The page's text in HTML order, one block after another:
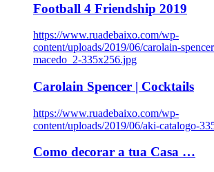
Football 4 Friendship 2019
https://www.ruadebaixo.com/wp-
content/uploads/2019/06/carolain-
macedo_2-335x256.jpg
Carolain Spencer | Cocktails
https://www.ruadebaixo.com/wp-
content/uploads/2019/06/aki-catalogo-
Como decorar a tua Casa …